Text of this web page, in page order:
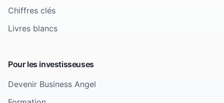
Chiffres clés
Livres blancs
Pour les investisseuses
Devenir Business Angel